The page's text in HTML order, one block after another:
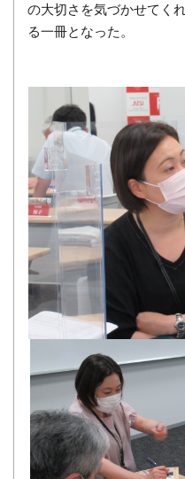
の大切さを気づかせてく
る一冊となった。